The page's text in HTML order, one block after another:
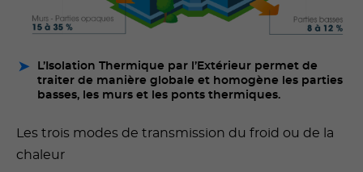
L’Isolation Thermique par l’Extérieur permet de
traiter de manière globale et homogène les parties
basses, les murs et les ponts thermiques.
Les trois modes de transmission du froid ou de la
chaleur